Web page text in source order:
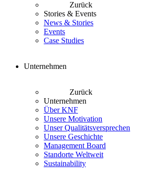
Zurück
Stories & Events
News & Stories
Events
Case Studies
Unternehmen
Zurück
Unternehmen
Über KNF
Unsere Motivation
Unser Qualitätsversprechen
Unsere Geschichte
Management Board
Standorte Weltweit
Sustainability